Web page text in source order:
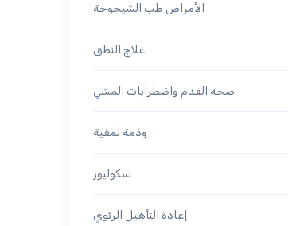
الأمراض طب الشيخوخة
علاج النطق
صحة القدم واضطرابات المشي
وذمة لمفية
سكوليوز
إعادة التأهيل الرئوي